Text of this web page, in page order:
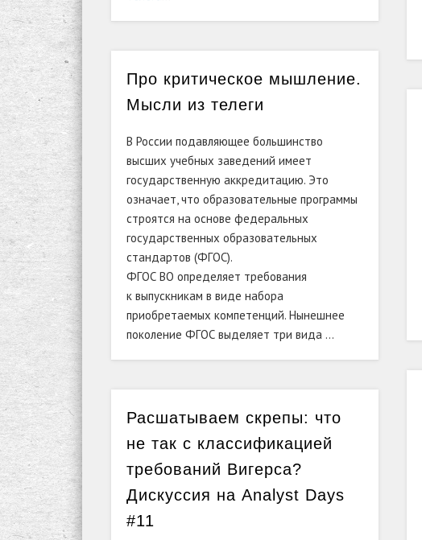
Про критическое мышление.
Мысли из телеги
В России подавляющее большинство
высших учебных заведений имеет
государственную аккредитацию. Это
означает, что образовательные программы
строятся на основе федеральных
государственных образовательных
стандартов (ФГОС).
ФГОС ВО определяет требования
к выпускникам в виде набора
приобретаемых компетенций. Нынешнее
поколение ФГОС выделяет три вида …
Расшатываем скрепы: что
не так с классификацией
требований Вигерса?
Дискуссия на Analyst Days
#11